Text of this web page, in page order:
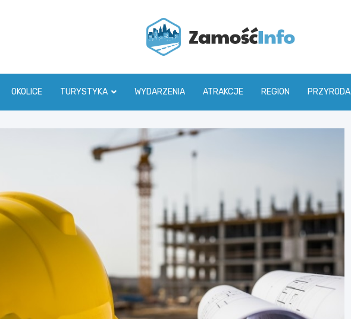
OKOLICE TURYSTYKA WYDARZENIA ATRAKCJE REGION PRZYRODA